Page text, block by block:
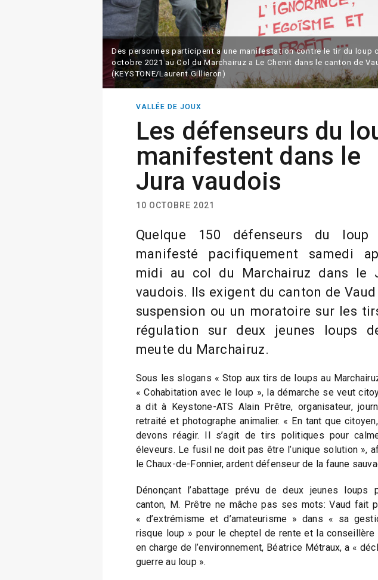
Des personnes participent a une manifestation contre le tir du loup
octobre 2021 au Col du Marchairuz a Le Chenit dans le canton de
(KEYSTONE/Laurent Gillieron)
VALLÉE DE JOUX
Les défenseurs du
manifestent dans le
Jura vaudois
10 OCTOBRE 2021
Quelque 150 défenseurs du loup
manifesté pacifiquement samedi
midi au col du Marchairuz dans le
vaudois. Ils exigent du canton de Vaud
suspension ou un moratoire sur les
régulation sur deux jeunes loups
meute du Marchairuz.
Sous les slogans « Stop aux tirs de loups au
« Cohabitation avec le loup », la démarche se veut
a dit à Keystone-ATS Alain Prêtre, organisateur,
retraité et photographe animalier. « En tant que
devons réagir. Il s’agit de tirs politiques pour
éleveurs. Le fusil ne doit pas être l’unique solution »,
le Chaux-de-Fonnier, ardent défenseur de la faune
Dénonçant l’abattage prévu de deux jeunes loups
canton, M. Prêtre ne mâche pas ses mots: Vaud fait
« d’extrémisme et d’amateurisme » dans « sa
risque loup » pour le cheptel de rente et la conseillère
en charge de l’environnement, Béatrice Métraux, a «
guerre au loup ».